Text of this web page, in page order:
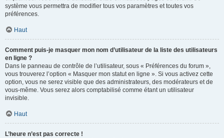
système vous permettra de modifier tous vos paramètres et toutes vos
préférences.
Haut
Comment puis-je masquer mon nom d’utilisateur de la liste des utilisateurs
en ligne ?
Dans le panneau de contrôle de l’utilisateur, sous « Préférences du forum »,
vous trouverez l’option « Masquer mon statut en ligne ». Si vous activez cette
option, vous ne serez visible que des administrateurs, des modérateurs et de
vous-même. Vous serez alors comptabilisé comme étant un utilisateur
invisible.
Haut
L’heure n’est pas correcte !